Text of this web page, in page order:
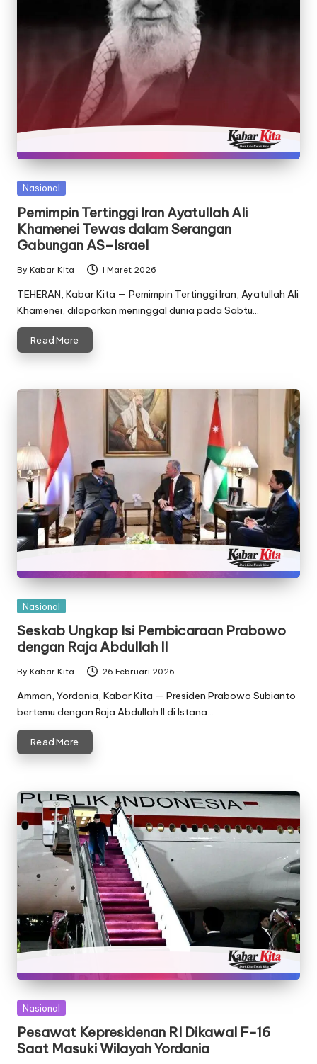
Posted
Nasional
Pemimpin Tertinggi Iran Ayatullah Ali
Khamenei Tewas dalam Serangan
Gabungan AS–Israel
Posted
by
By Kabar Kita 1 Maret 2026
TEHERAN, Kabar Kita — Pemimpin Tertinggi Iran, Ayatullah Ali
Khamenei, dilaporkan meninggal dunia pada Sabtu…
Read More
Posted
Nasional
Seskab Ungkap Isi Pembicaraan Prabowo
dengan Raja Abdullah II
Posted
by
By Kabar Kita 26 Februari 2026
Amman, Yordania, Kabar Kita — Presiden Prabowo Subianto
bertemu dengan Raja Abdullah II di Istana…
Read More
Posted
Nasional
Pesawat Kepresidenan RI Dikawal F-16
Saat Masuki Wilayah Yordania